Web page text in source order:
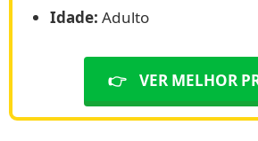
Idade: Adulto
👉 VER MELHOR